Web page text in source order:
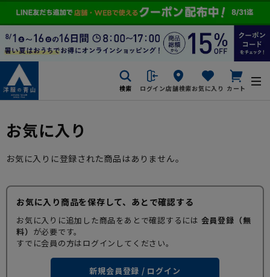
検索 ログイン店舗検索お気に入り カート
お気に入り
お気に入りに登録された商品はありません。
お気に入り商品を保存して、あとで確認する
お気に入りに追加した商品をあとで確認するには 会員登録（無
料） が必要です。
すでに会員の方はログインしてください。
新規会員登録 / ログイン